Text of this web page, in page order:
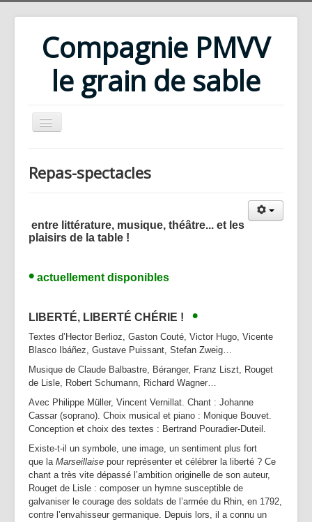
Compagnie PMVV
le grain de sable
Compagnie
Rencontres d'été
Bibliothèque
Partenaires | Liens
Presse | Archives
Contact
Repas-spectacles
entre littérature, musique, théâtre... et les
plaisirs de la table !
• actuellement disponibles
LIBERTÉ, LIBERTÉ CHÉRIE ! •
Textes d’Hector Berlioz, Gaston Couté, Victor Hugo, Vicente
Blasco Ibáñez, Gustave Puissant, Stefan Zweig…
Musique de Claude Balbastre, Béranger, Franz Liszt, Rouget
de Lisle, Robert Schumann, Richard Wagner…
Avec Philippe Müller, Vincent Vernillat. Chant : Johanne
Cassar (soprano). Choix musical et piano : Monique Bouvet.
Conception et choix des textes : Bertrand Pouradier-Duteil.
Existe-t-il un symbole, une image, un sentiment plus fort
que laMarseillaise pour représenter et célébrer la liberté ? Ce
chant a très vite dépassé l’ambition originelle de son auteur,
Rouget de Lisle : composer un hymne susceptible de
galvaniser le courage des soldats de l’armée du Rhin, en 1792,
contre l’envahisseur germanique. Depuis lors, il a connu un